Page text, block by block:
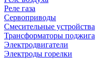
Реле газа
Сервоприводы
Смесительные устройства
Трансформаторы поджига
Электродвигатели
Электроды горелки